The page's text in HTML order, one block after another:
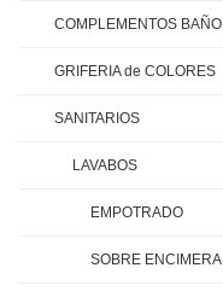
COMPLEMENTOS BAÑO
GRIFERIA de COLORES
SANITARIOS
LAVABOS
EMPOTRADO
SOBRE ENCIMERA